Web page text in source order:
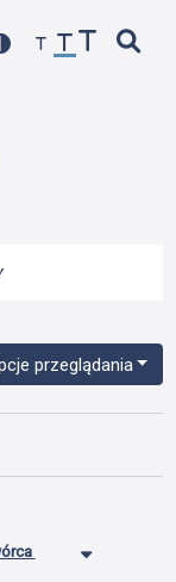
przeglądania